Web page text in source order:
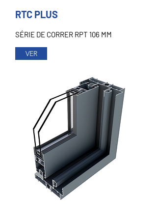
RTC PLUS
SÉRIE DE CORRER RPT 106 MM
VER